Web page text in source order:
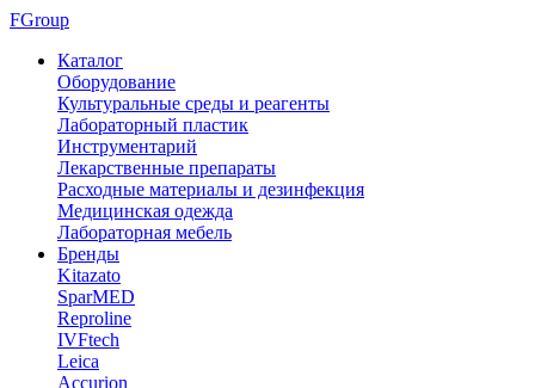
FGroup
Каталог
Оборудование
Культуральные среды и реагенты
Лабораторный пластик
Инструментарий
Лекарственные препараты
Расходные материалы и дезинфекция
Медицинская одежда
Лабораторная мебель
Бренды
Kitazato
SparMED
Reproline
IVFtech
Leica
Accurion